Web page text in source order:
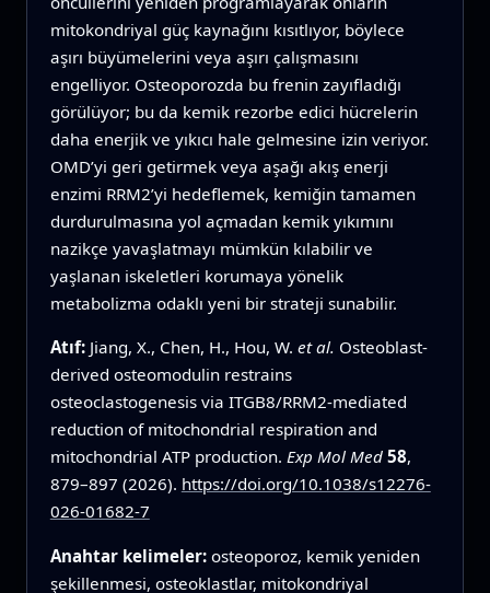
mitokondriyal güç kaynağını kısıtlıyor, böylece
aşırı büyümelerini veya aşırı çalışmasını
engelliyor. Osteoporozda bu frenin zayıfladığı
görülüyor; bu da kemik rezorbe edici hücrelerin
daha enerjik ve yıkıcı hale gelmesine izin veriyor.
OMD’yi geri getirmek veya aşağı akış enerji
enzimi RRM2’yi hedeflemek, kemiğin tamamen
durdurulmasına yol açmadan kemik yıkımını
nazikçe yavaşlatmayı mümkün kılabilir ve
yaşlanan iskeletleri korumaya yönelik
metabolizma odaklı yeni bir strateji sunabilir.
Atıf: Jiang, X., Chen, H., Hou, W. et al. Osteoblast-
derived osteomodulin restrains
osteoclastogenesis via ITGB8/RRM2-mediated
reduction of mitochondrial respiration and
mitochondrial ATP production. Exp Mol Med 58,
879–897 (2026). https://doi.org/10.1038/s12276-
026-01682-7
Anahtar kelimeler: osteoporoz, kemik yeniden
şekillenmesi, osteoklastlar, mitokondriyal